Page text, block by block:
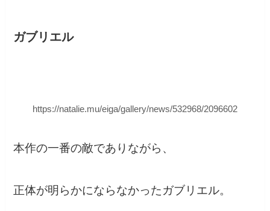
ガブリエル
https://natalie.mu/eiga/gallery/news/532968/2096602
本作の一番の敵でありながら、
正体が明らかにならなかったガブリエル。